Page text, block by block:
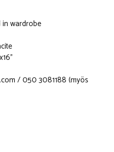
in wardrobe
/ 050 3081188 (myös